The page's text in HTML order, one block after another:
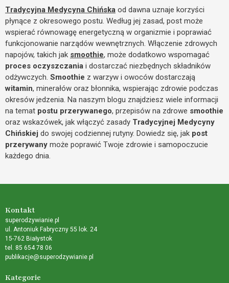
Tradycyjna Medycyna Chińska od dawna uznaje korzyści
płynące z okresowego postu. Według jej zasad, post może
wspierać równowagę energetyczną w organizmie i poprawiać
funkcjonowanie narządów wewnętrznych. Włączenie zdrowych
napojów, takich jak smoothie, może dodatkowo wspomagać
proces oczyszczania i dostarczać niezbędnych składników
odżywczych. Smoothie z warzyw i owoców dostarczają
witamin, minerałów oraz błonnika, wspierając zdrowie podczas
okresów jedzenia. Na naszym blogu znajdziesz wiele informacji
na temat postu przerywanego, przepisów na zdrowe smoothie
oraz wskazówek, jak włączyć zasady Tradycyjnej Medycyny
Chińskiej do swojej codziennej rutyny. Dowiedz się, jak post
przerywany może poprawić Twoje zdrowie i samopoczucie
każdego dnia.
Kontakt
superodzywianie.pl
ul. Antoniuk Fabryczny 55 lok. 24
15-762 Białystok
tel. 85 654 78 06
publikacje@superodzywianie.pl
Kategorie